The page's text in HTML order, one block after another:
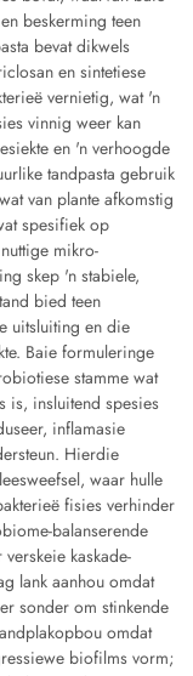
beskerming teen
bevat dikwels
en sintetiese
vernietig, wat 'n
vinnig weer kan
en 'n verhoogde
tandpasta gebruik
van plante afkomstig
spesifiek op
mikro-
skep 'n stabiele,
bied teen
uitsluiting en die
Baie formuleringe
stamme wat
is, insluitend spesies
inflamasie
Hierdie
waar hulle
fisies verhinder
balanserende
kaskade-
lank aanhou omdat
sonder om stinkende
omdat
biofilms vorm;